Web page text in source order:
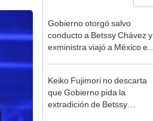
Gobierno otorgó salvo
conducto a Betssy Chávez y
exministra viajó a México en
Keiko Fujimori no descarta
que Gobierno pida la
extradición de Betssy